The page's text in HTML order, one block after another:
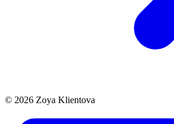
© 2026 Zoya Klientova